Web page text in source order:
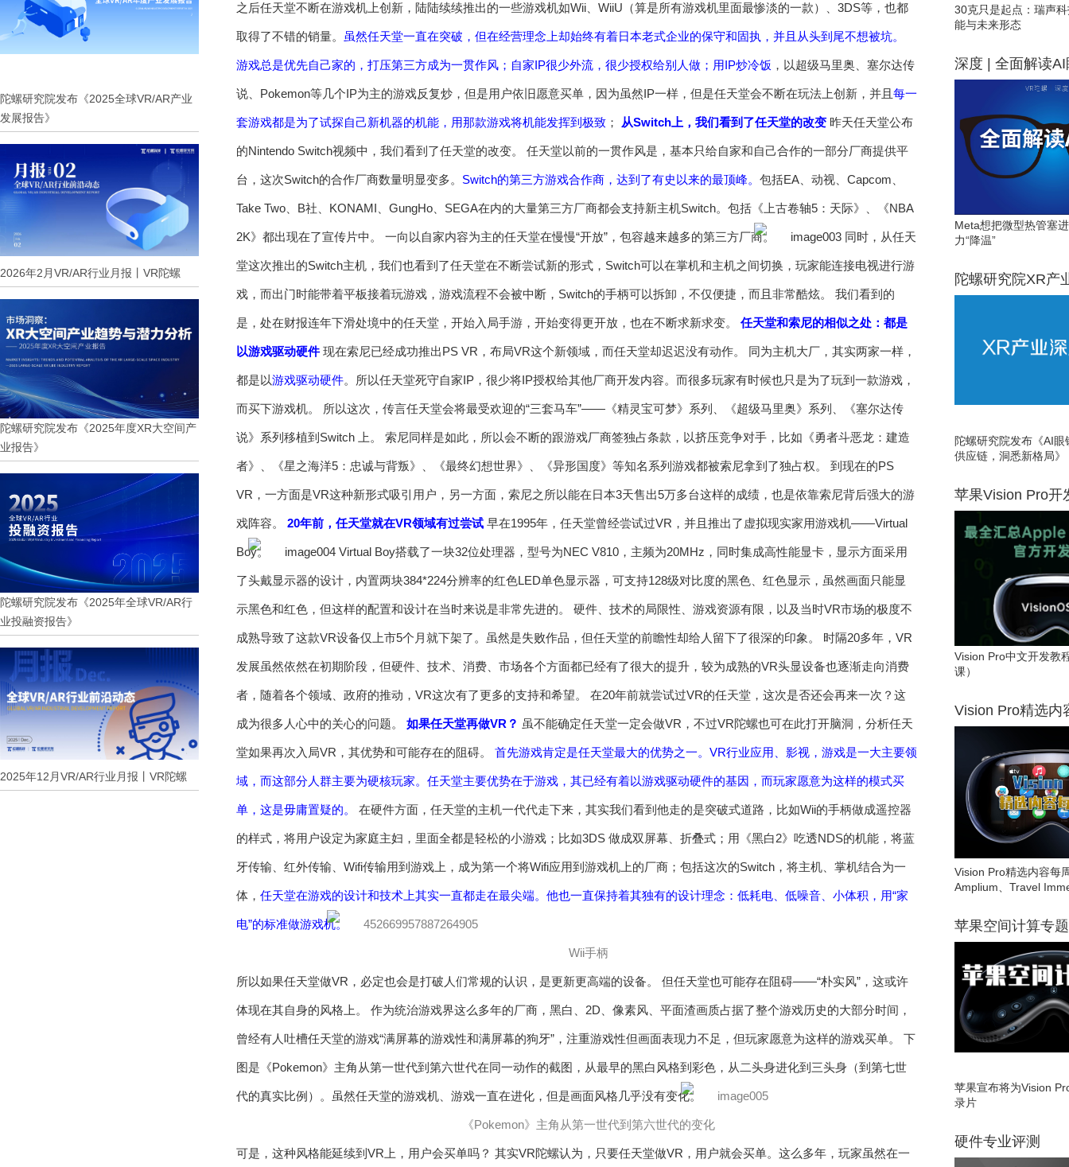
陀螺研究院发布《2025全球VR/AR产业
发展报告》
2026年2月VR/AR行业月报丨VR陀螺
陀螺研究院发布《2025年度XR大空间产
业报告》
陀螺研究院发布《2025年全球VR/AR行
业投融资报告》
2025年12月VR/AR行业月报丨VR陀螺
之后任天堂不断在游戏机上创新，陆陆续续推出的一些游戏机如Wii、WiiU（算是所有游戏机里面最惨淡的一款）、3DS等，也都
取得了不错的销量。 虽然任天堂一直在突破，但在经营理念上却始终有着日本老式企业的保守和固执，并且从头到尾不想被坑。
游戏总是优先自己家的，打压第三方成为一贯作风；自家IP很少外流，很少授权给别人做；用IP炒冷饭 ，以超级马里奥、塞尔达传
说、Pokemon等几个IP为主的游戏反复炒，但是用户依旧愿意买单，因为虽然IP一样，但是任天堂会不断在玩法上创新，并且 每一
套游戏都是为了试探自己新机器的机能，用那款游戏将机能发挥到极致 ； 从Switch上，我们看到了任天堂的改变 昨天任天堂公布
的Nintendo Switch视频中，我们看到了任天堂的改变。 任天堂以前的一贯作风是，基本只给自家和自己合作的一部分厂商提供平
台，这次Switch的合作厂商数量明显变多。 Switch的第三方游戏合作商，达到了有史以来的最顶峰。 包括EA、动视、Capcom、
Take Two、B社、KONAMI、GungHo、SEGA在内的大量第三方厂商都会支持新主机Switch。包括《上古卷轴5：天际》、《NBA
2K》都出现在了宣传片中。 一向以自家内容为主的任天堂在慢慢“开放”，包容越来越多的第三方厂商。 同时，从任天
堂这次推出的Switch主机，我们也看到了任天堂在不断尝试新的形式，Switch可以在掌机和主机之间切换，玩家能连接电视进行游
戏，而出门时能带着平板接着玩游戏，游戏流程不会被中断，Switch的手柄可以拆卸，不仅便捷，而且非常酷炫。 我们看到的
是，处在财报连年下滑处境中的任天堂，开始入局手游，开始变得更开放，也在不断求新求变。 任天堂和索尼的相似之处：都是
以游戏驱动硬件现在索尼已经成功推出PS VR，布局VR这个新领域，而任天堂却迟迟没有动作。 同为主机大厂，其实两家一样，
都是以游戏驱动硬件。所以任天堂死守自家IP，很少将IP授权给其他厂商开发内容。而很多玩家有时候也只是为了玩到一款游戏，
而买下游戏机。 所以这次，传言任天堂会将最受欢迎的“三套马车”——《精灵宝可梦》系列、《超级马里奥》系列、《塞尔达传
说》系列移植到Switch 上。 索尼同样是如此，所以会不断的跟游戏厂商签独占条款，以挤压竞争对手，比如《勇者斗恶龙：建造
者》、《星之海洋5：忠诚与背叛》、《最终幻想世界》、《异形国度》等知名系列游戏都被索尼拿到了独占权。 到现在的PS
VR，一方面是VR这种新形式吸引用户，另一方面，索尼之所以能在日本3天售出5万多台这样的成绩，也是依靠索尼背后强大的游
戏阵容。 20年前，任天堂就在VR领域有过尝试 早在1995年，任天堂曾经尝试过VR，并且推出了虚拟现实家用游戏机——Virtual
Boy。 Virtual Boy搭载了一块32位处理器，型号为NEC V810，主频为20MHz，同时集成高性能显卡，显示方面采用
了头戴显示器的设计，内置两块384*224分辨率的红色LED单色显示器，可支持128级对比度的黑色、红色显示，虽然画面只能显
示黑色和红色，但这样的配置和设计在当时来说是非常先进的。 硬件、技术的局限性、游戏资源有限，以及当时VR市场的极度不
成熟导致了这款VR设备仅上市5个月就下架了。虽然是失败作品，但任天堂的前瞻性却给人留下了很深的印象。 时隔20多年，VR
发展虽然依然在初期阶段，但硬件、技术、消费、市场各个方面都已经有了很大的提升，较为成熟的VR头显设备也逐渐走向消费
者，随着各个领域、政府的推动，VR这次有了更多的支持和希望。 在20年前就尝试过VR的任天堂，这次是否还会再来一次？这
成为很多人心中的关心的问题。 如果任天堂再做VR？ 虽不能确定任天堂一定会做VR，不过VR陀螺也可在此打开脑洞，分析任天
堂如果再次入局VR，其优势和可能存在的阻碍。 首先游戏肯定是任天堂最大的优势之一。VR行业应用、影视，游戏是一大主要领
域，而这部分人群主要为硬核玩家。任天堂主要优势在于游戏，其已经有着以游戏驱动硬件的基因，而玩家愿意为这样的模式买
单，这是毋庸置疑的。 在硬件方面，任天堂的主机一代代走下来，其实我们看到他走的是突破式道路，比如Wii的手柄做成遥控器
的样式，将用户设定为家庭主妇，里面全都是轻松的小游戏；比如3DS 做成双屏幕、折叠式；用《黑白2》吃透NDS的机能，将蓝
牙传输、红外传输、Wifi传输用到游戏上，成为第一个将Wifi应用到游戏机上的厂商；包括这次的Switch，将主机、掌机结合为一
体， 任天堂在游戏的设计和技术上其实一直都走在最尖端。他也一直保持着其独有的设计理念：低耗电、低噪音、小体积，用“家
电”的标准做游戏机。
Wii手柄
所以如果任天堂做VR，必定也会是打破人们常规的认识，是更新更高端的设备。 但任天堂也可能存在阻碍——“朴实风”，这或许
体现在其自身的风格上。 作为统治游戏界这么多年的厂商，黑白、2D、像素风、平面渣画质占据了整个游戏历史的大部分时间，
曾经有人吐槽任天堂的游戏“满屏幕的游戏性和满屏幕的狗牙”，注重游戏性但画面表现力不足，但玩家愿意为这样的游戏买单。 下
图是《Pokemon》主角从第一世代到第六世代在同一动作的截图，从最早的黑白风格到彩色，从二头身进化到三头身（到第七世
代的真实比例）。虽然任天堂的游戏机、游戏一直在进化，但是画面风格几乎没有变化。
《Pokemon》主角从第一世代到第六世代的变化
可是，这种风格能延续到VR上，用户会买单吗？ 其实VR陀螺认为，只要任天堂做VR，用户就会买单。这么多年，玩家虽然在一
30克只是起点：瑞声
能与未来形态
深度 | 全面解读AI
Meta想把微型热管塞
力“降温”
陀螺研究院XR产
陀螺研究院发布《AI
供应链，洞悉新格局》
苹果Vision Pro开
Vision Pro中文开发教
课）
Vision Pro精选内
Vision Pro精选内容每
Amplium、Travel
苹果空间计算专题
苹果宣布将为Vision
录片
硬件专业评测